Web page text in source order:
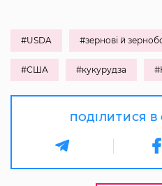
#USDA #зернові й
#США #кукурудза
ПОДІЛИТИСЯ